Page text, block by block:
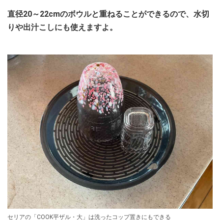
直径20～22cmのボウルと重ねることができるので、水切
りや出汁こしにも使えますよ。
セリアの「COOK平ザル・大」は洗ったコップ置きにもできる